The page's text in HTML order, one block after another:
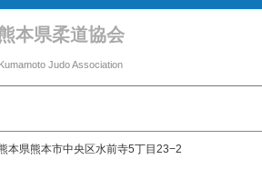
本県柔道協会
Kumamoto Judo Association
本県熊本市中央区水前寺5丁目23−2